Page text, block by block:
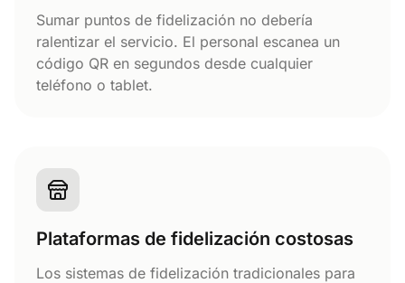
Sumar puntos de fidelización no debería
ralentizar el servicio. El personal escanea un
código QR en segundos desde cualquier
teléfono o tablet.
Plataformas de fidelización costosas
Los sistemas de fidelización tradicionales para